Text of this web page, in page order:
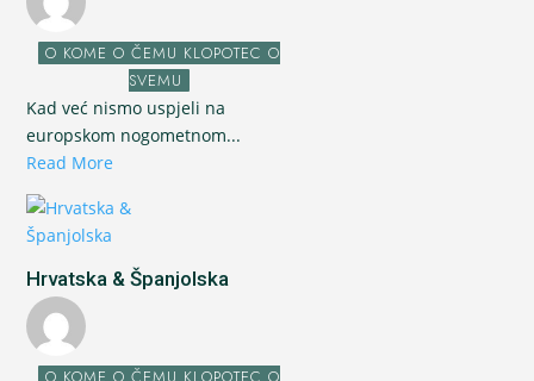
O KOME O ČEMU KLOPOTEC O
SVEMU
Kad već nismo uspjeli na
europskom nogometnom...
Read More
Hrvatska & Španjolska